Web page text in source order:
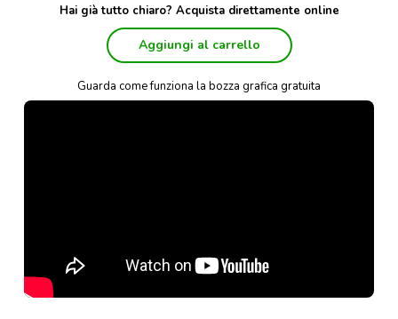
Hai già tutto chiaro? Acquista direttamente online
Aggiungi al carrello
Guarda come funziona la bozza grafica gratuita